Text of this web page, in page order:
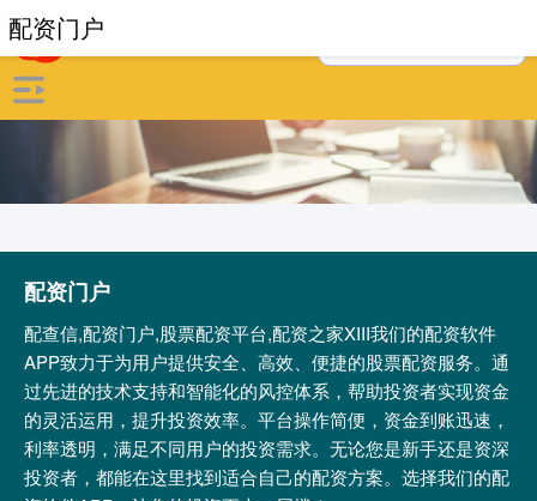
配资门户
配查信,配资门户,股票配资平台,配资之家XIII‌我们的配资软件
APP致力于为用户提供安全、高效、便捷的股票配资服务。通
过先进的技术支持和智能化的风控体系，帮助投资者实现资金
的灵活运用，提升投资效率。平台操作简便，资金到账迅速，
利率透明，满足不同用户的投资需求。无论您是新手还是资深
投资者，都能在这里找到适合自己的配资方案。选择我们的配
配资门户